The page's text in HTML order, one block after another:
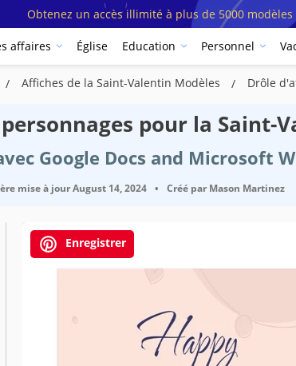
Obtenez un accès illimité à plus de 5000 modèles
affaires Église Education Personnel
Affiches de la Saint-Valentin Modèles Drôle
pour la Saint-
Google Docs and Microsoft
mise à jourAugust 14, 2024 • Créé par Mason Martinez
Enregistrer